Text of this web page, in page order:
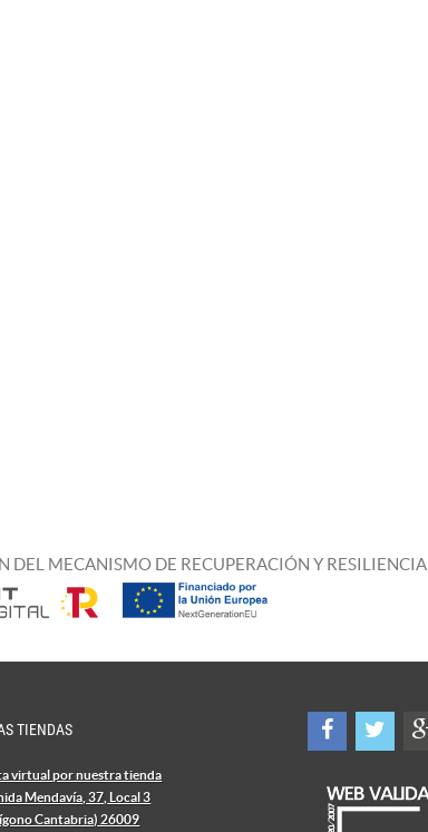
MECANISMO DE RECUPERACIÓN Y RESILIENCIA
TIENDAS
virtual por nuestra tienda
Mendavía, 37, Local 3
Cantabria) 26009